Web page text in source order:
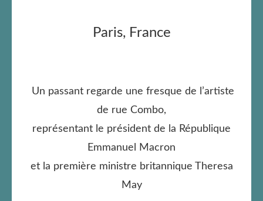
Paris, France
Un passant regarde une fresque de l’artiste
de rue Combo,
représentant le président de la République
Emmanuel Macron
et la première ministre britannique Theresa
May